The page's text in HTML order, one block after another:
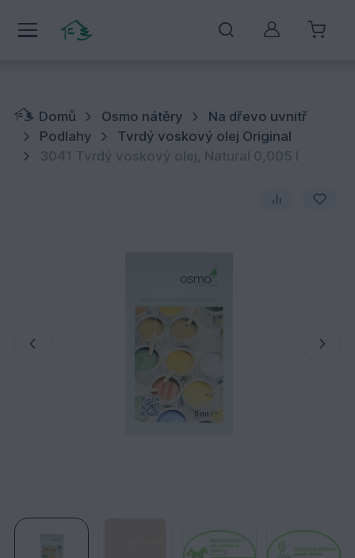
Můj účet
Domů Osmo nátěry
Na dřevo uvnitř
Podlahy
Tvrdý voskový olej Original
3041 Tvrdý voskový olej, Natural 0,005 l